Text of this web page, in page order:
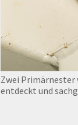
Zwei Primärnester
entdeckt und